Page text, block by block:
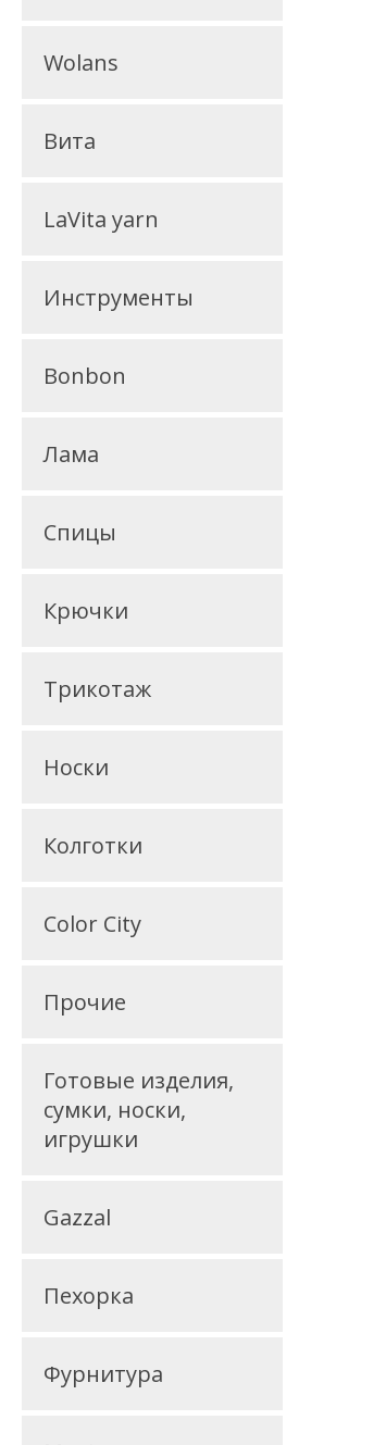
Wolans
Вита
LaVita yarn
Инструменты
Bonbon
Лама
Спицы
Крючки
Трикотаж
Носки
Колготки
Color City
Прочие
Готовые изделия,
сумки, носки,
игрушки
Gazzal
Пехорка
Фурнитура